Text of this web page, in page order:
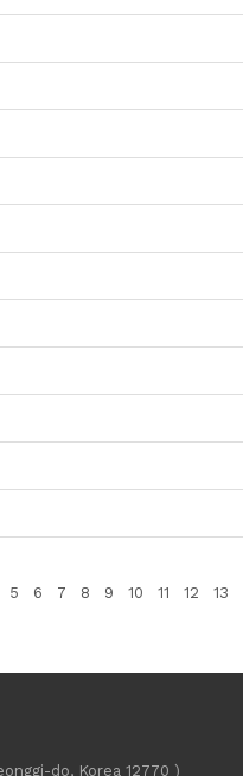
5 6 7 8 9 10 11 12 13
do, Korea 12770 )